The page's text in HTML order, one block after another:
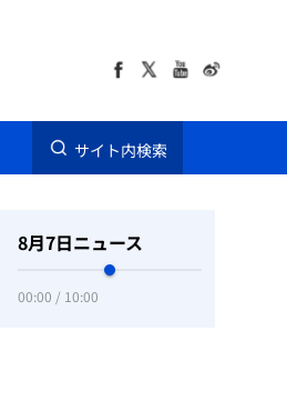
サイト内検索
8月7日ニュース
00:00 / 10:00